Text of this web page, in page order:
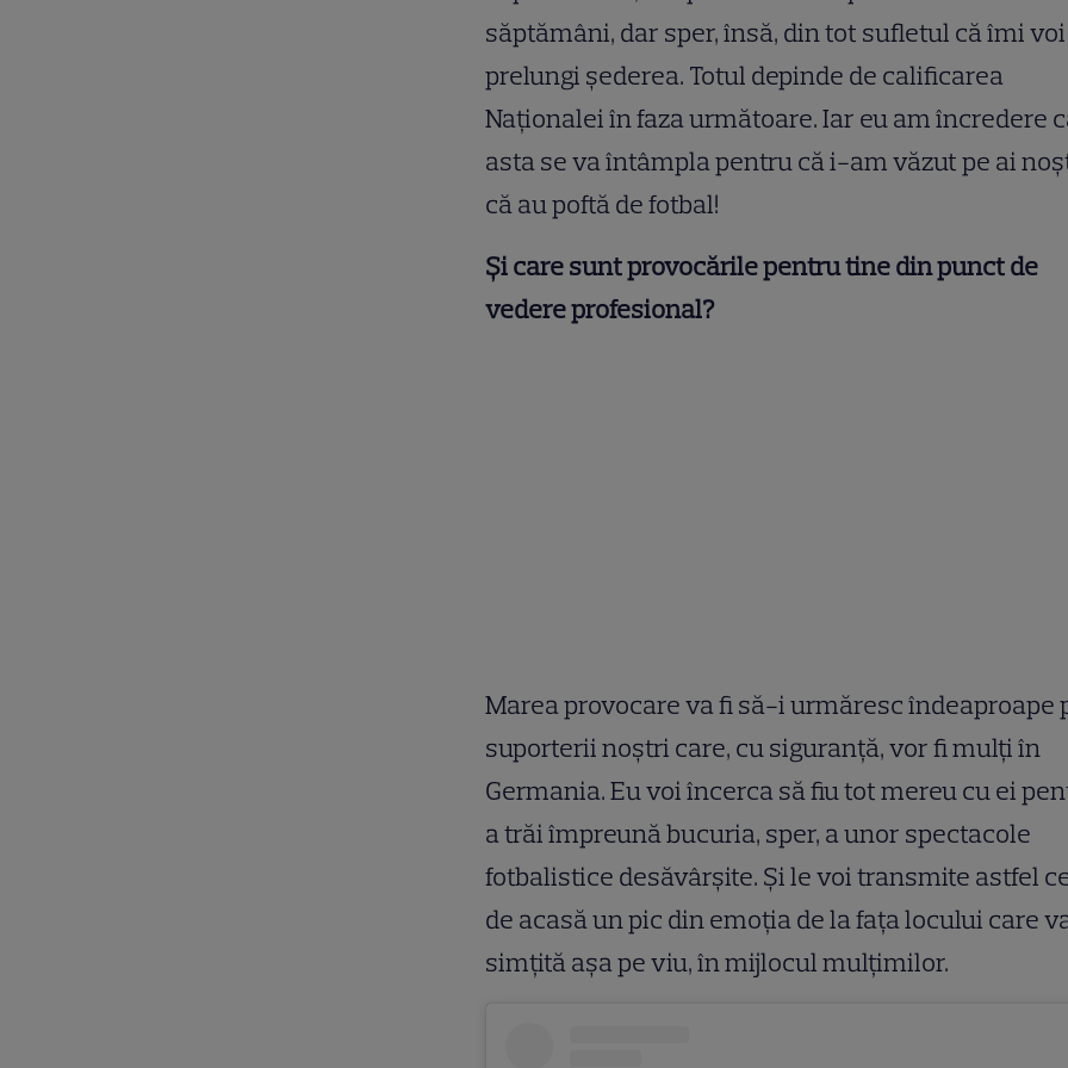
săptămâni, dar sper, însă, din tot sufletul că îmi voi
prelungi șederea. Totul depinde de calificarea
Naționalei în faza următoare. Iar eu am încredere
asta se va întâmpla pentru că i-am văzut pe ai
că au poftă de fotbal!
Și care sunt provocările pentru tine din punct de
vedere profesional?
Marea provocare va fi să-i urmăresc îndeaproape
suporterii noștri care, cu siguranță, vor fi mulți în
Germania. Eu voi încerca să fiu tot mereu cu ei
a trăi împreună bucuria, sper, a unor spectacole
fotbalistice desăvârșite. Și le voi transmite astfel
de acasă un pic din emoția de la fața locului care
simțită așa pe viu, în mijlocul mulțimilor.